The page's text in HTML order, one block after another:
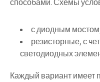
способами. Схемы
с диодным
резисторные, с
светодиодных
Каждый вариант имеет